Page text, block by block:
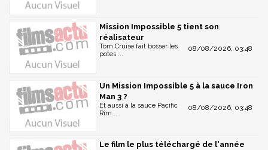
Mission Impossible 5 tient son
réalisateur
08/08/2026, 03:48
Tom Cruise fait bosser les
potes ...
Un Mission Impossible 5 à la sauce Iron
Man 3 ?
08/08/2026, 03:48
Et aussi à la sauce Pacific
Rim ...
Le film le plus téléchargé de l'année